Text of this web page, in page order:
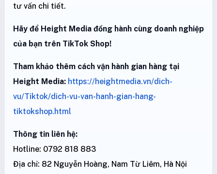
tư vấn chi tiết.
Hãy để Height Media đồng hành cùng doanh nghiệp
của bạn trên TikTok Shop!
Tham khảo thêm cách vận hành gian hàng tại
Height Media: https://heightmedia.vn/dich-
vu/Tiktok/dich-vu-van-hanh-gian-hang-
tiktokshop.html
Thông tin liên hệ:
Hotline: 0792 818 883
Địa chỉ: 82 Nguyễn Hoàng, Nam Từ Liêm, Hà Nội